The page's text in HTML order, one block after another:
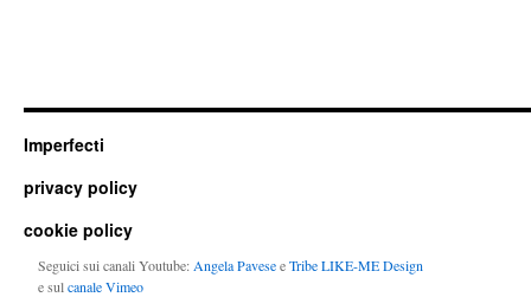
Imperfecti
privacy policy
cookie policy
Seguici sui canali Youtube: Angela PaveseeTribe LIKE-ME Design
e sulcanale Vimeo